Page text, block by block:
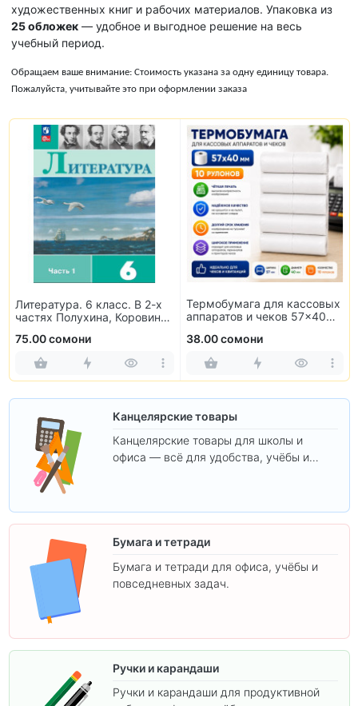
художественных книг и рабочих материалов. Упаковка из
25 обложек — удобное и выгодное решение на весь
учебный период.
Обращаем ваше внимание: Стоимость указана за одну единицу товара.
Пожалуйста, учитывайте это при оформлении заказа
Литература. 6 класс. В 2-х
частях Полухина, Коровина,
75.00 сомони
Термобумага для кассовых
аппаратов и чеков 57×40
38.00 сомони
Канцелярские товары
Канцелярские товары для школы и
офиса — всё для удобства, учёбы и
Бумага и тетради
Бумага и тетради для офиса, учёбы и
повседневных задач.
Ручки и карандаши
Ручки и карандаши для продуктивной